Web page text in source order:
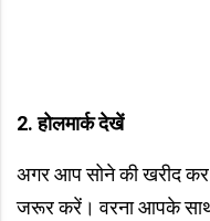
2. होलमार्क देखें
अगर आप सोने की खरीद
जरूर करें। वरना आपके साथ